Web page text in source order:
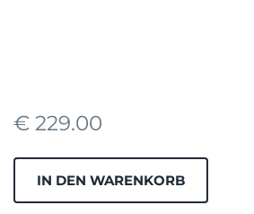
€ 229.00
JOBPAKET
MENGE
IN DEN WARENKORB